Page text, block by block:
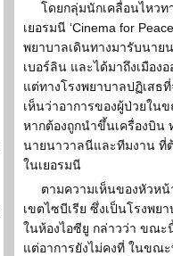
โดยกลุ่มนักเคลื่อนไหว
เยอรมนี ‘Cinema for
พยาบาลเดินทางมารับนาย
เบอร์ลิน และได้มาถึงเมือง
แต่ทางโรงพยาบาลปฏิเสธ
เห็นว่าอาการของผู้ป่วยใน
หากต้องถูกนำขึ้นเครื่องบิน
นายนาวาลนีและทีมงาน ที่
ในเยอรมนี
ตามความเห็นของหัวห
เขตไซบีเรีย ซึ่งเป็นโรงพย
ในห้องไอซียู กล่าวว่า ขณ
แต่อาการยังไม่คงที่ ในขณ